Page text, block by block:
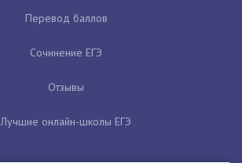
Перевод баллов
Сочинение ЕГЭ
Отзывы
Лучшие онлайн-школы ЕГЭ